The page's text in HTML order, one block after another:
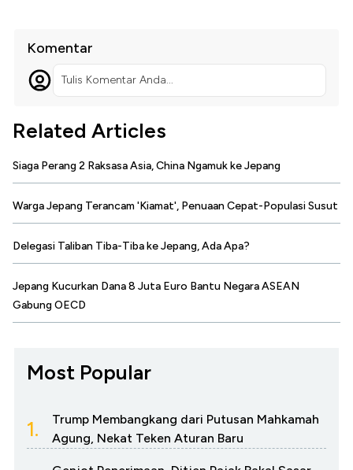
Komentar
Tulis Komentar Anda...
Related Articles
Siaga Perang 2 Raksasa Asia, China Ngamuk ke Jepang
Warga Jepang Terancam 'Kiamat', Penuaan Cepat-Populasi Susut
Delegasi Taliban Tiba-Tiba ke Jepang, Ada Apa?
Jepang Kucurkan Dana 8 Juta Euro Bantu Negara ASEAN
Gabung OECD
Most Popular
1.
Trump Membangkang dari Putusan Mahkamah
Agung, Nekat Teken Aturan Baru